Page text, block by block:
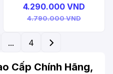
4.290.000 VND
4.790.000 VND
... 4
Cấp Chính Hãng,